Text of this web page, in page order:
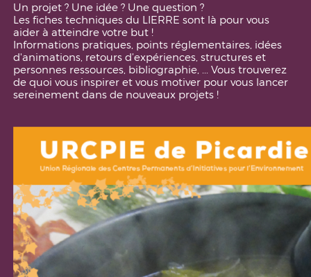
Un projet ? Une idée ? Une question ?
Les fiches techniques du LIERRE sont là pour vous
aider à atteindre votre but !
Informations pratiques, points réglementaires, idées
d'animations, retours d’expériences, structures et
personnes ressources, bibliographie, ... Vous trouverez
de quoi vous inspirer et vous motiver pour vous lancer
sereinement dans de nouveaux projets !